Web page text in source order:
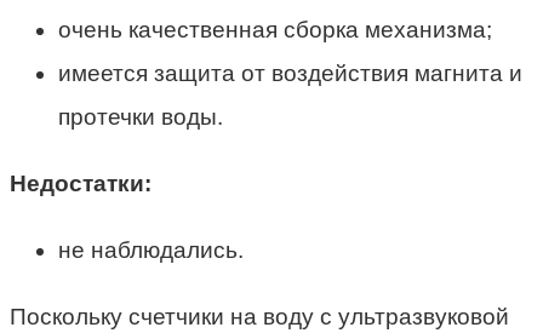
очень качественная сборка механизма;
имеется защита от воздействия магнита и
протечки воды.
Недостатки:
не наблюдались.
Поскольку счетчики на воду с ультразвуковой